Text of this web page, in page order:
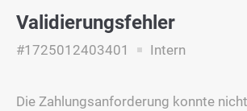
Validierungsfehler
#1725012403401 Intern
Die Zahlungsanforderung konnte